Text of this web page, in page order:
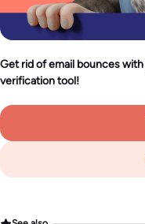
Get rid of email bounces
verification tool!